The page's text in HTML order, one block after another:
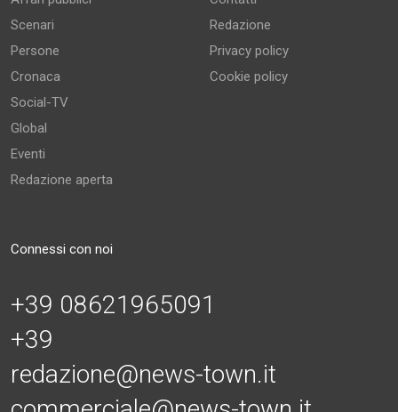
Scenari
Persone
Cronaca
Social-TV
Global
Eventi
Redazione aperta
Redazione
Privacy policy
Cookie policy
Connessi con noi
+39 08621965091
+39
redazione@news-town.it